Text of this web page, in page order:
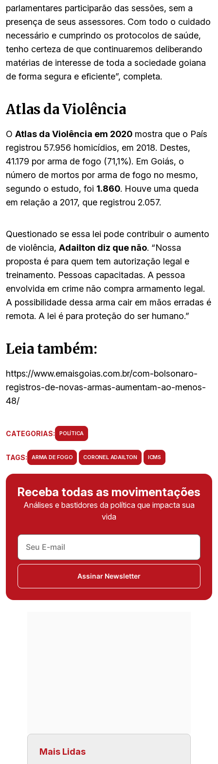
parlamentares participarão das sessões, sem a
presença de seus assessores. Com todo o cuidado
necessário e cumprindo os protocolos de saúde,
tenho certeza de que continuaremos deliberando
matérias de interesse de toda a sociedade goiana
de forma segura e eficiente”, completa.
Atlas da Violência
O Atlas da Violência em 2020 mostra que o País
registrou 57.956 homicídios, em 2018. Destes,
41.179 por arma de fogo (71,1%). Em Goiás, o
número de mortos por arma de fogo no mesmo,
segundo o estudo, foi 1.860. Houve uma queda
em relação a 2017, que registrou 2.057.
Questionado se essa lei pode contribuir o aumento
de violência, Adailton diz que não. “Nossa
proposta é para quem tem autorização legal e
treinamento. Pessoas capacitadas. A pessoa
envolvida em crime não compra armamento legal.
A possibilidade dessa arma cair em mãos erradas é
remota. A lei é para proteção do ser humano.”
Leia também:
https://www.emaisgoias.com.br/com-bolsonaro-
registros-de-novas-armas-aumentam-ao-menos-
48/
CATEGORIAS: POLÍTICA
TAGS: ARMA DE FOGO CORONEL ADAILTON ICMS
Receba todas as movimentações
Análises e bastidores da política que impacta sua
vida
Assinar Newsletter
Mais Lidas